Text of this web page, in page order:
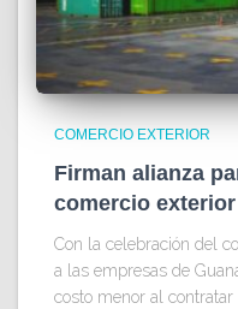
COMERCIO EXTERIOR
Firman alianza
comercio exterior
Con la celebración del
a las empresas de
costo menor al